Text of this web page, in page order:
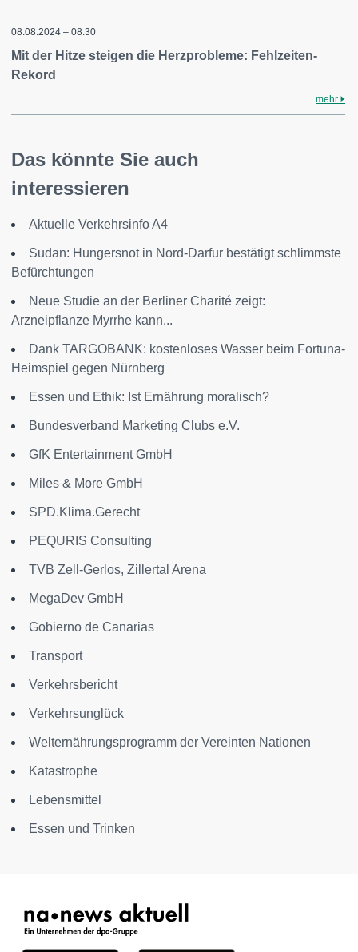
08.08.2024 – 08:30
Mit der Hitze steigen die Herzprobleme: Fehlzeiten-
Rekord
mehr
Das könnte Sie auch
interessieren
Aktuelle Verkehrsinfo A4
Sudan: Hungersnot in Nord-Darfur bestätigt schlimmste
Befürchtungen
Neue Studie an der Berliner Charité zeigt:
Arzneipflanze Myrrhe kann...
Dank TARGOBANK: kostenloses Wasser beim Fortuna-
Heimspiel gegen Nürnberg
Essen und Ethik: Ist Ernährung moralisch?
Bundesverband Marketing Clubs e.V.
GfK Entertainment GmbH
Miles & More GmbH
SPD.Klima.Gerecht
PEQURIS Consulting
TVB Zell-Gerlos, Zillertal Arena
MegaDev GmbH
Gobierno de Canarias
Transport
Verkehrsbericht
Verkehrsunglück
Welternährungsprogramm der Vereinten Nationen
Katastrophe
Lebensmittel
Essen und Trinken